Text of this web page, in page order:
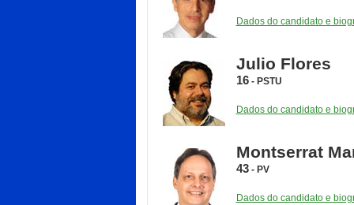
Dados do candidato e
Julio Flores
16- PSTU
Dados do candidato e
Montserrat
43- PV
Dados do candidato e